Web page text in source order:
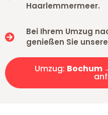
Haarlemmermeer.
Bei Ihrem Umzug
genießen Sie
Umzug: Bochum